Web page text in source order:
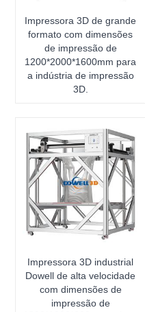
Impressora 3D de grande
formato com dimensões
de impressão de
1200*2000*1600mm para
a indústria de impressão
3D.
Impressora 3D industrial
Dowell de alta velocidade
com dimensões de
impressão de